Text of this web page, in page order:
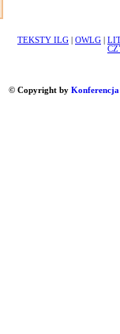
TEKSTY ILG OWLG
© Copyright by Konferencja